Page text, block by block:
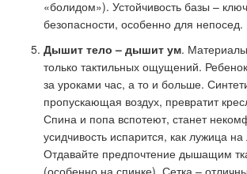
«болидом»). Устойчивость базы –
безопасности, особенно для непосед.
Дышит тело – дышит ум.
только тактильных ощущений.
за уроками час, а то и больше.
пропускающая воздух, превратит
Спина и попа вспотеют, станет
усидчивость испарится, как лужица
Отдавайте предпочтение дышащим
(особенно на спинке). Сетка –